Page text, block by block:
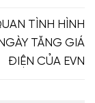
TÌNH HÌNH
TĂNG GIÁ
ĐIỆN CỦA EVN